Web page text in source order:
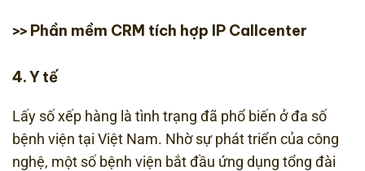
>> Phần mềm CRM tích hợp IP Callcenter
4. Y tế
Lấy số xếp hàng là tình trạng đã phổ biến ở đa số
bệnh viện tại Việt Nam. Nhờ sự phát triển của công
nghệ, một số bệnh viện bắt đầu ứng dụng tổng đài